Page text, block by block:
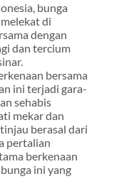
bunga
di
dengan
dan tercium
bersama
ini terjadi gara-
sehabis
mekar dan
berasal dari
pertalian
berkenaan
ini yang